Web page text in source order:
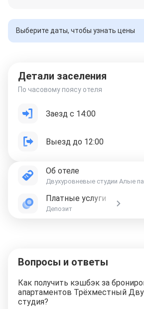
Выберите даты, чтобы узнать цены
Детали заселения
По часовому поясу отеля
Заезд с 14:00
Выезд до 12:00
Об отеле
Двухуровневые студии Алые
Платные услуги
Депозит
Вопросы и ответы
Как получить кэшбэк за
апартаментов Трёхместный
студия?